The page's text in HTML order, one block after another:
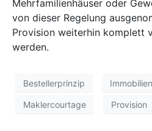
Mehrfamilienhäuser oder
von dieser Regelung
Provision weiterhin komplett
werden.
Bestellerprinzip
Maklercourtage Provision